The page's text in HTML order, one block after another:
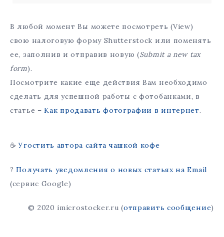
В любой момент Вы можете посмотреть (View)
свою налоговую форму Shutterstock или поменять
ее, заполнив и отправив новую (Submit a new tax
form).
Посмотрите какие еще действия Вам необходимо
сделать для успешной работы с фотобанками, в
статье –Как продавать фотографии в интернет.
☕Угостить автора сайта чашкой кофе
?Получать уведомления о новых статьях на Email
(сервис Google)
© 2020 imicrostocker.ru (отправить сообщение)